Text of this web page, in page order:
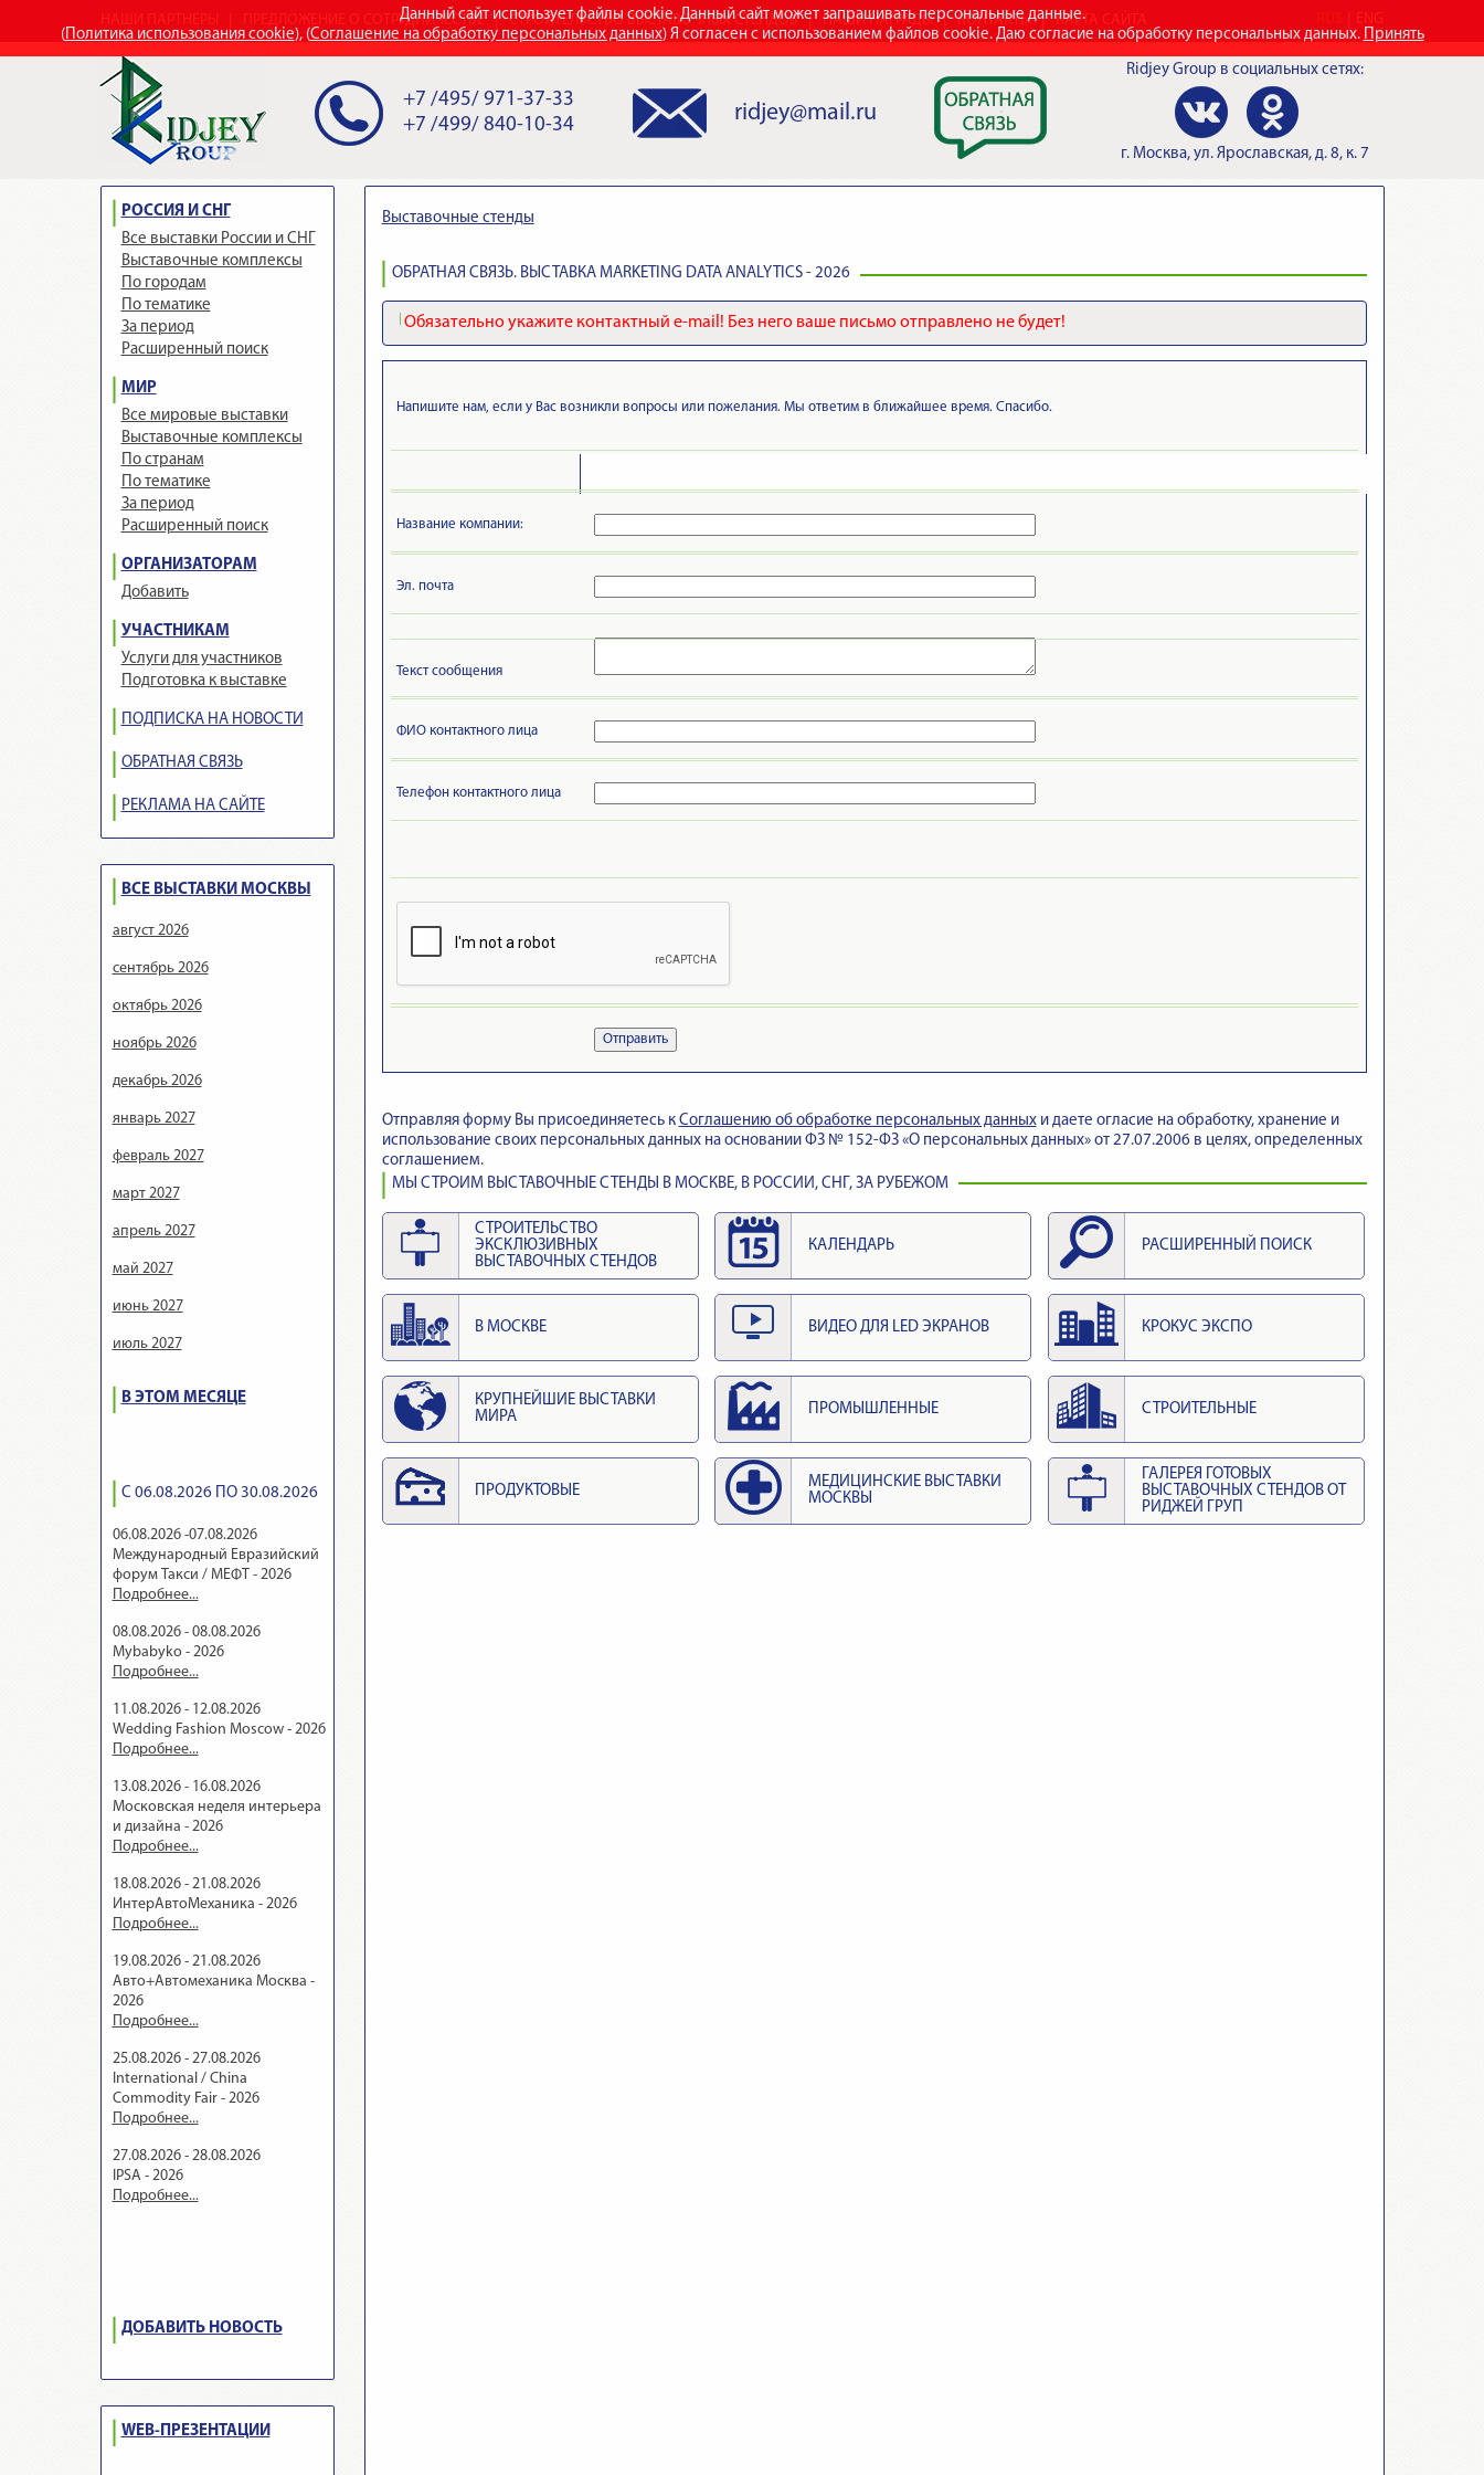
Данный сайт использует файлы cookie. Данный сайт может запрашивать персональные данные.
(Политика использования cookie), (Соглашение на обработку персональных данных) Я согласен с использованием файлов cookie. Даю согласие на обработку персональных данных. Принять
ПРЕДЛОЖЕНИЕ О СОТРУДНИЧЕСТВЕ СТРОИТЕЛЬСТВО ВЫСТАВОЧНЫХ СТЕНДОВ НАШИ НАГРАДЫ КОНТАКТЫ КАРТА САЙТА
+7 /495/ 971-37-33
+7 /499/ 840-10-34
ridjey@mail.ru
Ridjey Group в социальных сетях:
г. Москва, ул. Ярославская, д. 8, к. 7
РОССИЯ И СНГ
Все выставки России и СНГ
Выставочные комплексы
По городам
По тематике
За период
Расширенный поиск
МИР
Все мировые выставки
Выставочные комплексы
По странам
По тематике
За период
Расширенный поиск
ОРГАНИЗАТОРАМ
Добавить
УЧАСТНИКАМ
Услуги для участников
Подготовка к выставке
ПОДПИСКА НА НОВОСТИ
ОБРАТНАЯ СВЯЗЬ
РЕКЛАМА НА САЙТЕ
ВСЕ ВЫСТАВКИ МОСКВЫ
август 2026
сентябрь 2026
октябрь 2026
ноябрь 2026
декабрь 2026
январь 2027
февраль 2027
март 2027
апрель 2027
май 2027
июнь 2027
июль 2027
В ЭТОМ МЕСЯЦЕ
С 06.08.2026 ПО 30.08.2026
06.08.2026 -07.08.2026
Международный Евразийский
форум Такси / МЕФТ - 2026
Подробнее...
08.08.2026 - 08.08.2026
Mybabyko - 2026
Подробнее...
11.08.2026 - 12.08.2026
Wedding Fashion Moscow - 2026
Подробнее...
13.08.2026 - 16.08.2026
Московская неделя интерьера
и дизайна - 2026
Подробнее...
18.08.2026 - 21.08.2026
ИнтерАвтоМеханика - 2026
Подробнее...
19.08.2026 - 21.08.2026
Авто+Автомеханика Москва -
2026
Подробнее...
25.08.2026 - 27.08.2026
International / China
Commodity Fair - 2026
Подробнее...
27.08.2026 - 28.08.2026
IPSA - 2026
Подробнее...
ДОБАВИТЬ НОВОСТЬ
WEB-ПРЕЗЕНТАЦИИ
Выставочные стенды
ОБРАТНАЯ СВЯЗЬ. ВЫСТАВКА MARKETING DATA ANALYTICS - 2026
Обязательно укажите контактный e-mail! Без него ваше письмо отправлено не будет!
Напишите нам, если у Вас возникли вопросы или пожелания. Мы ответим в ближайшее время. Спасибо.
Название компании:
Эл. почта
Текст сообщения
ФИО контактного лица
Телефон контактного лица
Отправить
Отправляя форму Вы присоединяетесь к Cоглашению об обработке персональных данныхи даете огласие на обработку, хранение и
использование своих персональных данных на основании ФЗ № 152-ФЗ «О персональных данных» от 27.07.2006 в целях, определенных
соглашением.
МЫ СТРОИМ ВЫСТАВОЧНЫЕ СТЕНДЫ В МОСКВЕ, В РОССИИ, СНГ, ЗА РУБЕЖОМ
СТРОИТЕЛЬСТВО
ЭКСКЛЮЗИВНЫХ
ВЫСТАВОЧНЫХ СТЕНДОВ
КАЛЕНДАРЬ РАСШИРЕННЫЙ ПОИСК
В МОСКВЕ ВИДЕО ДЛЯ LED ЭКРАНОВ КРОКУС ЭКСПО
КРУПНЕЙШИЕ ВЫСТАВКИ
МИРА
ПРОМЫШЛЕННЫЕ СТРОИТЕЛЬНЫЕ
ПРОДУКТОВЫЕ
МЕДИЦИНСКИЕ ВЫСТАВКИ
МОСКВЫ
ГАЛЕРЕЯ ГОТОВЫХ
ВЫСТАВОЧНЫХ СТЕНДОВ ОТ
РИДЖЕЙ ГРУП